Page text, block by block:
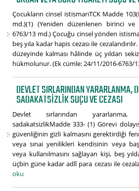
Çocukların cinsel istismarıTCK Madde
md.)(1) (Yeniden düzenlenen birinci ve
6763/13 md.) Çocuğu cinsel yönden
beş yıla kadar hapis cezası ile
düzeyinde kalması hâlinde üç yıldan
hükmolunur. (Ek cümle: 24/11/2016-6763/
DEVLET SIRLARINDAN YARARLANMA,
SADAKATSIZLIK SUÇU VE CEZASI
Devlet sırlarından yararlanma,
sadakatsizlikMadde 333- (1) Görevi
güvenliğinin gizli kalmasını gerektirdiği
veya sınai yenilikleri kendisinin veya
veya kullanılmasını sağlayan kişi, beş
üçbin güne kadar adlî para cezası ile
oku